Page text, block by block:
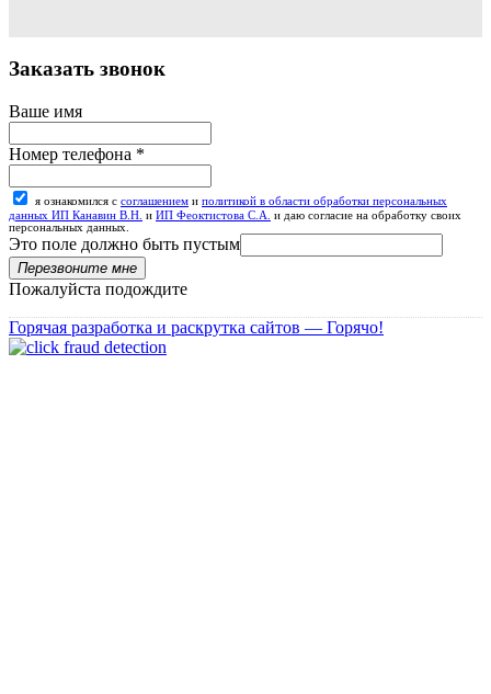
Заказать звонок
Ваше имя
Номер телефона *
я ознакомился с соглашением и политикой в области обработки персональных
данных ИП Канавин В.Н. и ИП Феоктистова С.А. и даю согласие на обработку своих
персональных данных.
Это поле должно быть пустым
Перезвоните мне
Пожалуйста подождите
Горячая разработка и раскрутка сайтов — Горячо!